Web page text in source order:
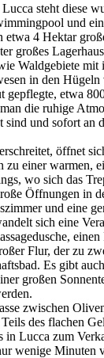
steht diese
und
etwa 4 Hektar
großes
Waldgebiete
in den
etwa
die ruhige
und sofort an
öffnet
zu einer warmen,
wo sich das
Öffnungen in
und eine
sich eine
Flur, der zu
Es gibt
großen
zwischen
des flachen
in Lucca zum
wenige